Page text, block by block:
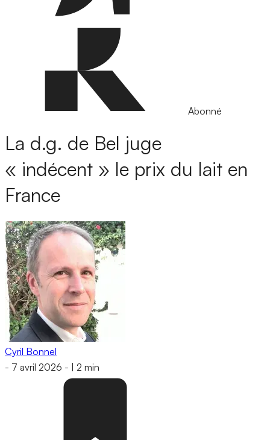
Abonné
La d.g. de Bel juge
« indécent » le prix du lait en
France
Cyril Bonnel
- 7 avril 2026 - 2 min